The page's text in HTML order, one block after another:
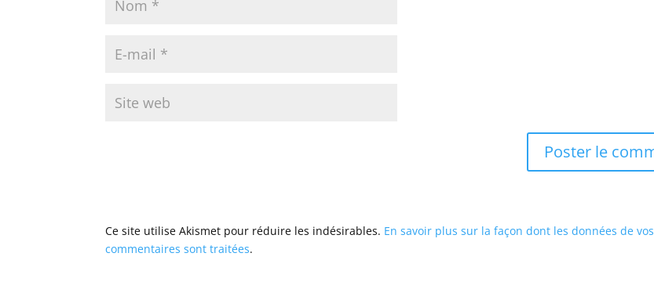
Ce site utilise Akismet pour réduire les indésirables. En savoir plus sur la façon dont les données de vos
commentaires sont traitées.